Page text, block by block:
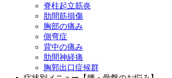
脊柱起立筋炎
肋間筋損傷
胸部の痛み
側弯症
背中の痛み
肋間神経痛
胸郭出口症候群